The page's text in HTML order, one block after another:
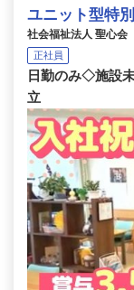
ユニット型特
社会福祉法人 聖心
正社員
日勤のみ◇施設
立